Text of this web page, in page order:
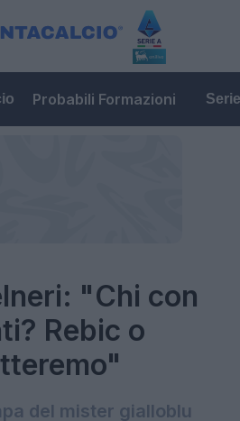
Probabili Formazioni
"Chi con
Rebic o
del mister gialloblu